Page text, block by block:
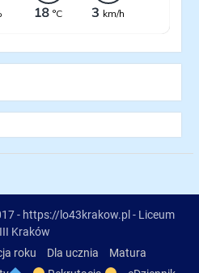
- https://lo43krakow.pl - Liceum
Kraków
roku Dla ucznia
Matura